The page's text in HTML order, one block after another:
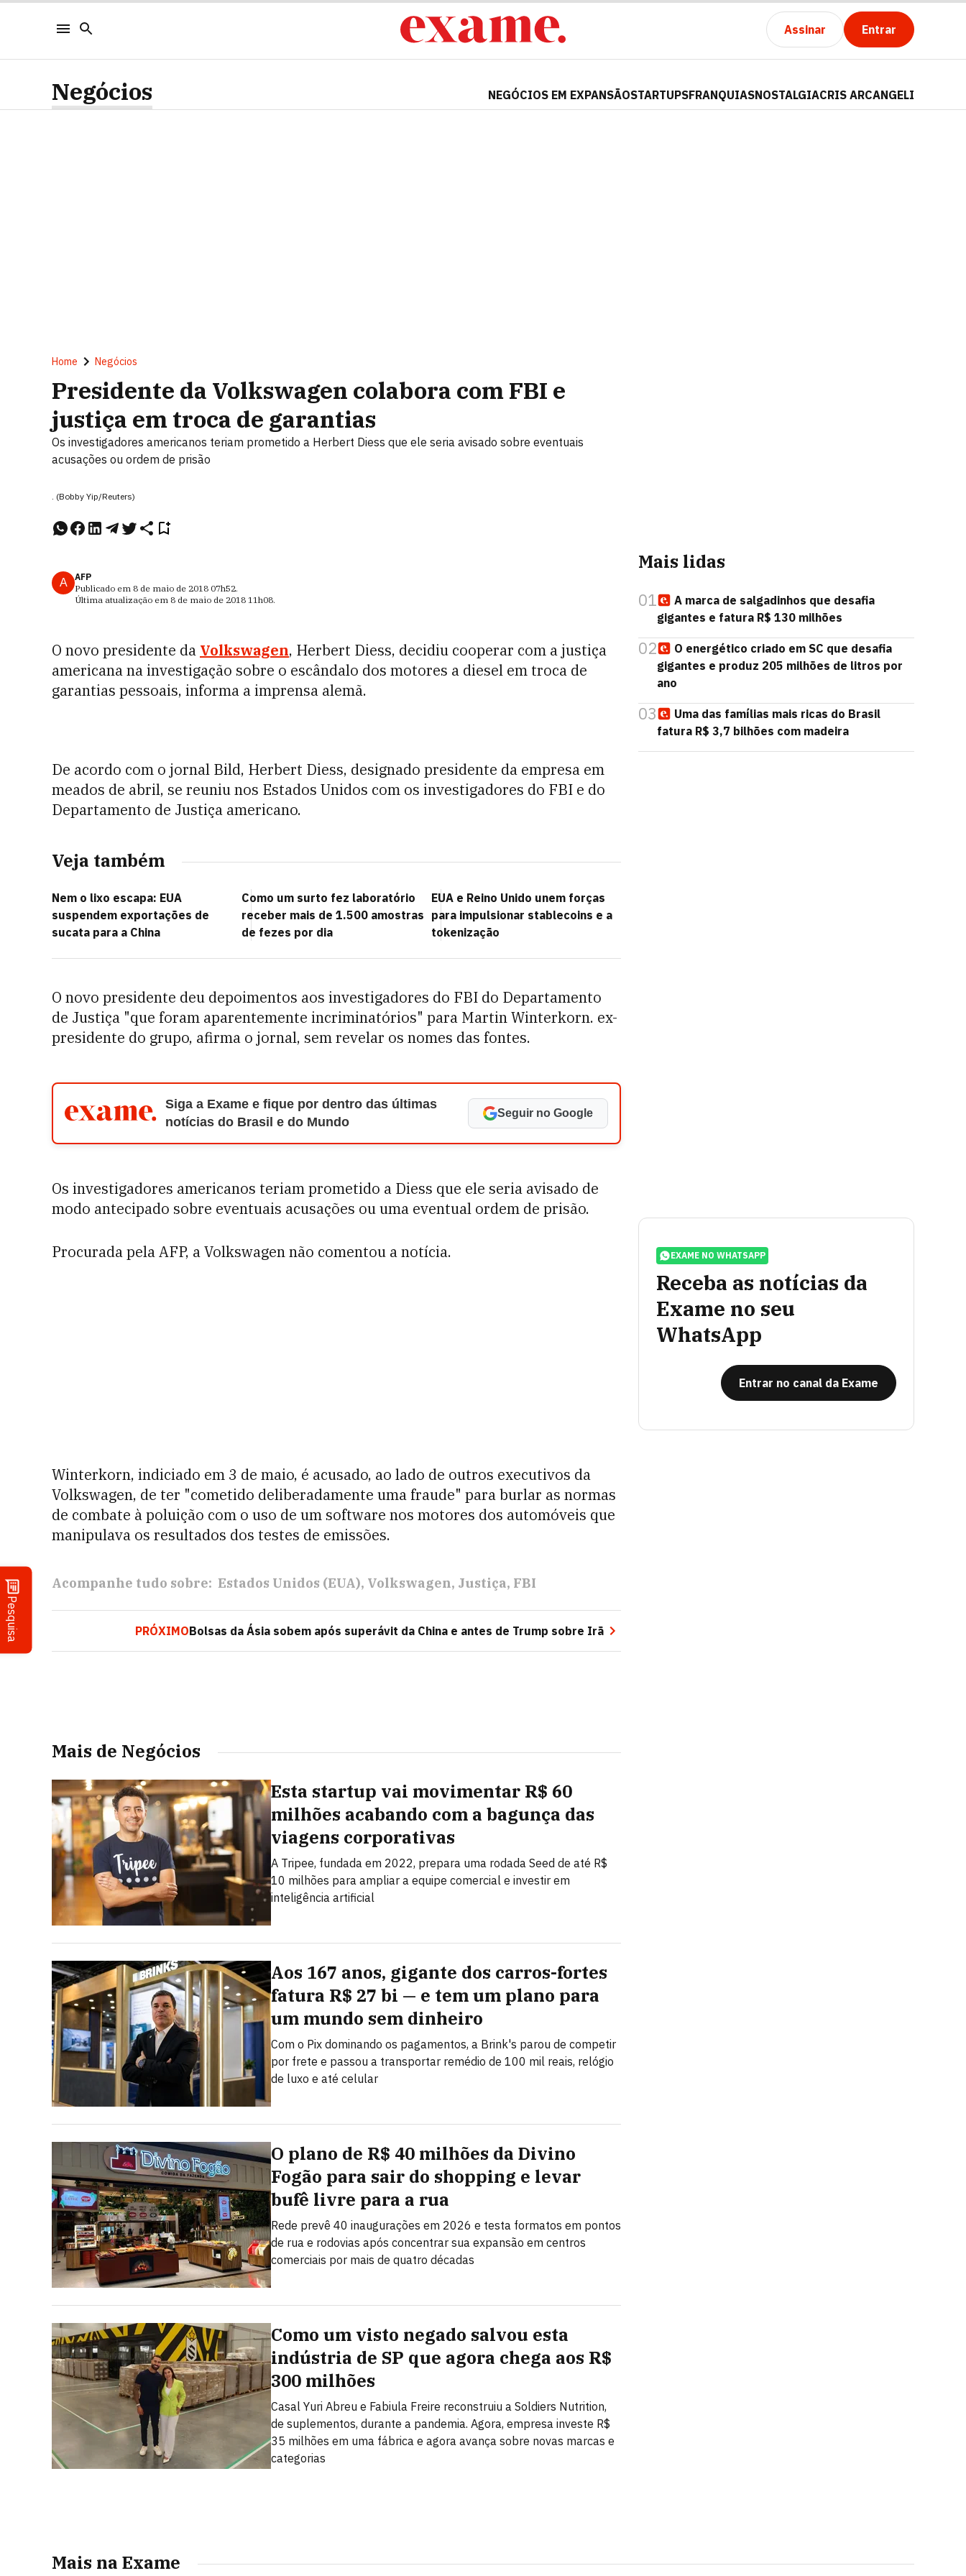
Assinar Entrar
Pesquisa
Negócios NEGÓCIOS EM EXPANSÃOSTARTUPSFRANQUIASNOSTALGIACRIS ARCANGELI
Home Negócios
Presidente da Volkswagen colabora com FBI e
justiça em troca de garantias
Os investigadores americanos teriam prometido a Herbert Diess que ele seria avisado sobre eventuais
acusações ou ordem de prisão
. (Bobby Yip/Reuters)
A
AFP
Publicado em 8 de maio de 2018 07h52.
Última atualização em 8 de maio de 2018 11h08.
O novo presidente da Volkswagen, Herbert Diess, decidiu cooperar com a justiça
americana na investigação sobre o escândalo dos motores a diesel em troca de
garantias pessoais, informa a imprensa alemã.
De acordo com o jornal Bild, Herbert Diess, designado presidente da empresa em
meados de abril, se reuniu nos Estados Unidos com os investigadores do FBI e do
Departamento de Justiça americano.
Veja também
Nem o lixo escapa: EUA
suspendem exportações de
sucata para a China
Como um surto fez laboratório
receber mais de 1.500 amostras
de fezes por dia
EUA e Reino Unido unem forças
para impulsionar stablecoins e a
tokenização
O novo presidente deu depoimentos aos investigadores do FBI do Departamento
de Justiça "que foram aparentemente incriminatórios" para Martin Winterkorn. ex-
presidente do grupo, afirma o jornal, sem revelar os nomes das fontes.
Siga a Exame e fique por dentro das últimas
notícias do Brasil e do Mundo
Seguir no Google
Os investigadores americanos teriam prometido a Diess que ele seria avisado de
modo antecipado sobre eventuais acusações ou uma eventual ordem de prisão.
Procurada pela AFP, a Volkswagen não comentou a notícia.
Winterkorn, indiciado em 3 de maio, é acusado, ao lado de outros executivos da
Volkswagen, de ter "cometido deliberadamente uma fraude" para burlar as normas
de combate à poluição com o uso de um software nos motores dos automóveis que
manipulava os resultados dos testes de emissões.
Acompanhe tudo sobre: Estados Unidos (EUA) Volkswagen Justiça FBI
PRÓXIMOBolsas da Ásia sobem após superávit da China e antes de Trump sobre Irã
Mais de Negócios
Esta startup vai movimentar R$ 60
milhões acabando com a bagunça das
viagens corporativas
A Tripee, fundada em 2022, prepara uma rodada Seed de até R$
10 milhões para ampliar a equipe comercial e investir em
inteligência artificial
Aos 167 anos, gigante dos carros-fortes
fatura R$ 27 bi — e tem um plano para
um mundo sem dinheiro
Com o Pix dominando os pagamentos, a Brink's parou de competir
por frete e passou a transportar remédio de 100 mil reais, relógio
de luxo e até celular
O plano de R$ 40 milhões da Divino
Fogão para sair do shopping e levar
bufê livre para a rua
Rede prevê 40 inaugurações em 2026 e testa formatos em pontos
de rua e rodovias após concentrar sua expansão em centros
comerciais por mais de quatro décadas
Como um visto negado salvou esta
indústria de SP que agora chega aos R$
300 milhões
Casal Yuri Abreu e Fabiula Freire reconstruiu a Soldiers Nutrition,
de suplementos, durante a pandemia. Agora, empresa investe R$
35 milhões em uma fábrica e agora avança sobre novas marcas e
categorias
Mais lidas
01
A marca de salgadinhos que desafia
gigantes e fatura R$ 130 milhões
02
O energético criado em SC que desafia
gigantes e produz 205 milhões de litros por
ano
03
Uma das famílias mais ricas do Brasil
fatura R$ 3,7 bilhões com madeira
EXAME NO WHATSAPP
Receba as notícias da
Exame no seu
WhatsApp
Entrar no canal da Exame
Mais na Exame